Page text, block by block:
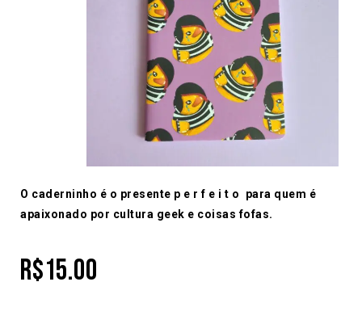
O caderninho é o presente p e r f e i t o para quem é
apaixonado por cultura geek e coisas fofas.
R$15.00